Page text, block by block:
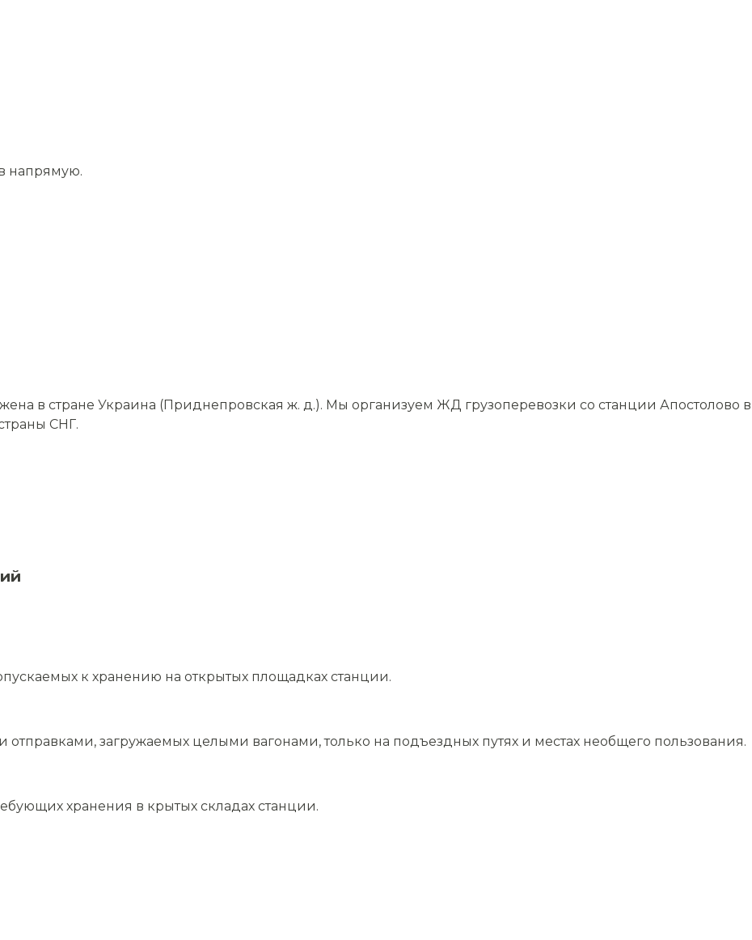
напрямую.
в стране Украина (Приднепровская ж. д.). Мы организуем ЖД грузоперевозки со станции Апостолово в
СНГ.
к хранению на открытых площадках станции.
загружаемых целыми вагонами, только на подъездных путях и местах необщего пользования.
хранения в крытых складах станции.